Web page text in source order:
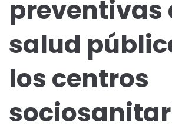
preventivas
salud
los centros